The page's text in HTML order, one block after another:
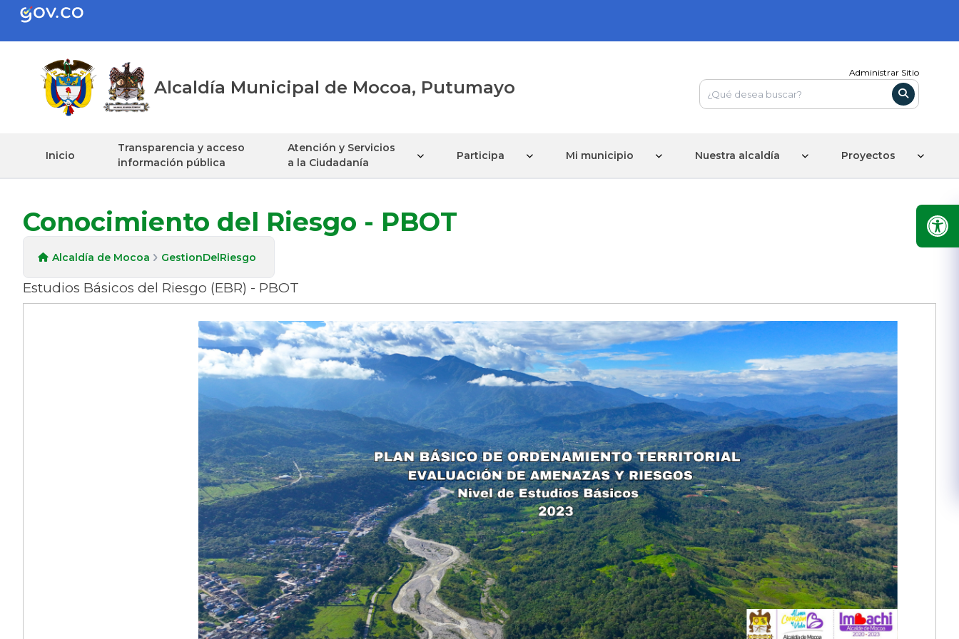
Alcaldía Municipal de Mocoa, Putumayo
Administrar Sitio
Inicio
Transparencia y acceso
información pública
Atención y Servicios
a la Ciudadanía
Participa Mi municipio Nuestra alcaldía Proyectos
Conocimiento del Riesgo - PBOT
Alcaldía de Mocoa GestionDelRiesgo
Estudios Básicos del Riesgo (EBR) - PBOT